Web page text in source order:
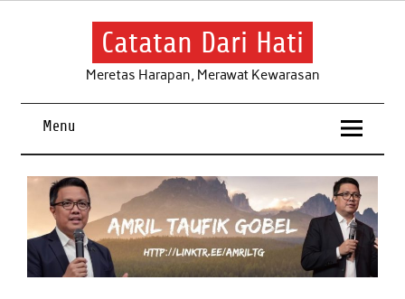
Skip
Catatan Dari Hati
Meretas Harapan, Merawat Kewarasan
Menu